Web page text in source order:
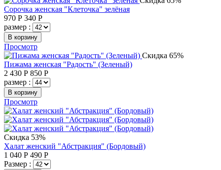
Сорочка женская "Клеточка" зелёная
970 Р 340 Р
размер :
В корзину
Просмотр
Скидка 65%
Пижама женская "Радость" (Зеленый)
2 430 Р 850 Р
размер :
В корзину
Просмотр
Скидка 53%
Халат женский "Абстракция" (Бордовый)
1 040 Р 490 Р
Размер :